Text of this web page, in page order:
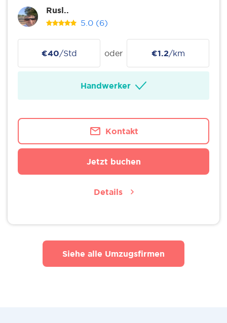
Rusl..
5.0 (6)
€40/Std oder €1.2/km
Handwerker
Kontakt
Jetzt buchen
Details
Siehe alle Umzugsfirmen